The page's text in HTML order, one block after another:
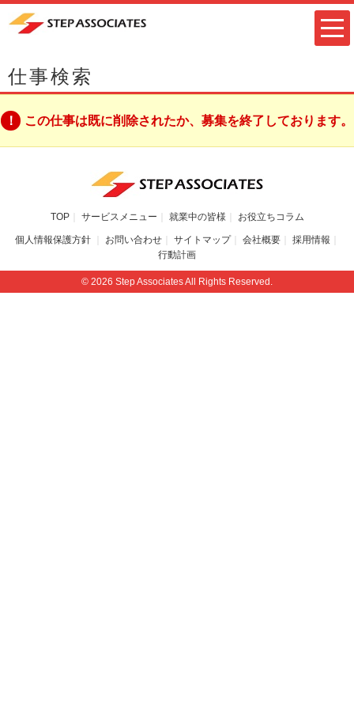
仕事検索
この仕事は既に削除されたか、募集を終了しております。
TOP サービスメニュー 就業中の皆様 お役立ちコラム
個人情報保護方針 お問い合わせ サイトマップ 会社概要
採用情報
行動計画
© 2026 Step Associates All Rights Reserved.